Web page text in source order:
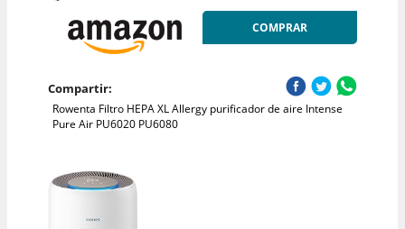
COMPRAR
Compartir:
Rowenta Filtro HEPA XL Allergy purificador de aire Intense
Pure Air PU6020 PU6080